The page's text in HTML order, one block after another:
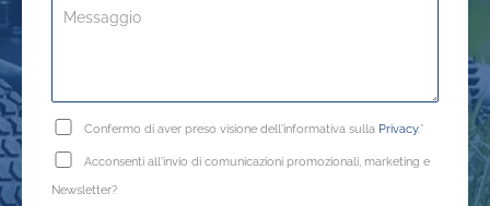
Confermo di aver preso visione dell'informativa sulla Privacy.*
Acconsenti all'invio di comunicazioni promozionali, marketing e
Newsletter?